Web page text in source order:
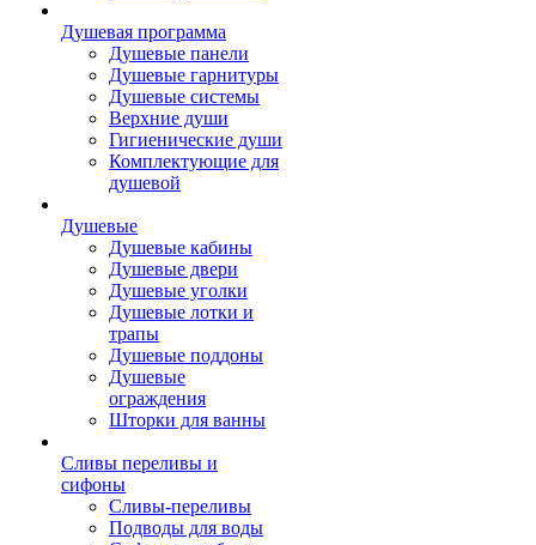
Душевая программа
Душевые панели
Душевые гарнитуры
Душевые системы
Верхние души
Гигиенические души
Комплектующие для
душевой
Душевые
Душевые кабины
Душевые двери
Душевые уголки
Душевые лотки и
трапы
Душевые поддоны
Душевые
ограждения
Шторки для ванны
Сливы переливы и
сифоны
Сливы-переливы
Подводы для воды